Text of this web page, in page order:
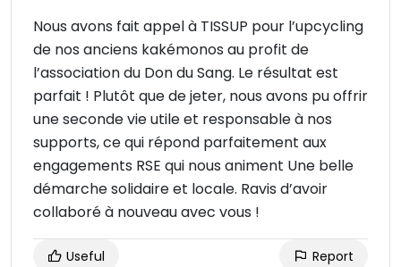
Nous avons fait appel à TISSUP pour l’upcycling
de nos anciens kakémonos au profit de
l’association du Don du Sang. Le résultat est
parfait ! Plutôt que de jeter, nous avons pu offrir
une seconde vie utile et responsable à nos
supports, ce qui répond parfaitement aux
engagements RSE qui nous animent Une belle
démarche solidaire et locale. Ravis d’avoir
collaboré à nouveau avec vous !
Useful Report